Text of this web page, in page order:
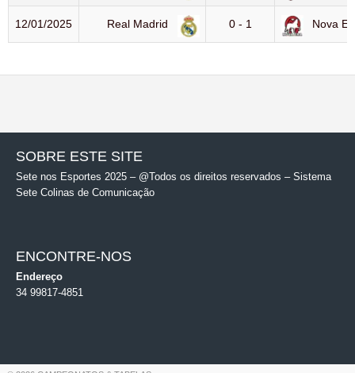
12/01/2025 Real Madrid 0 - 1 Nova
SOBRE ESTE SITE
Sete nos Esportes 2025 – @Todos os direitos reservados – Sistema
Sete Colinas de Comunicação
ENCONTRE-NOS
Endereço
34 99817-4851